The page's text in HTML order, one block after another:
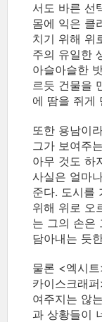
서도 바른 선
몸에 익은 클
치기 위해 위
주의 유일한
아슬아슬한
르듯 건물을
에 땀을 쥐게
또한 용남이
그가 보여주
아무 것도 하
사실은 얼마
준다. 도시를
위해 위로 오
는 그의 손은
담아내는 듯
물론 <엑시
카이스크래
여주지는 않
과 상황들이